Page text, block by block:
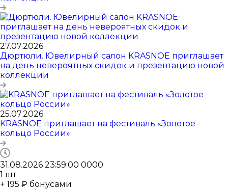
27.07.2026
Дюртюли. Ювелирный салон KRASNOE приглашает
на день невероятных скидок и презентацию новой
коллекции
25.07.2026
KRASNOE приглашает на фестиваль «Золотое
кольцо России»
31.08.2026 23:59:00 0000
1 шт
+ 195 ₽ бонусами